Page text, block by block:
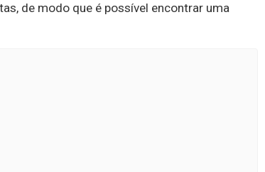
Mute
de modo que é possível encontrar uma